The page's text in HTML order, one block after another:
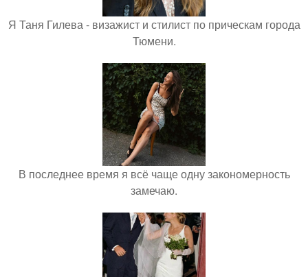
Я Таня Гилева - визажист и стилист по прическам города
Тюмени.
В последнее время я всё чаще одну закономерность
замечаю.